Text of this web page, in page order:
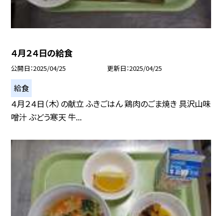
４月２４日の給食
公開日 2025/04/25 更新日 2025/04/25
給食
４月２４日（木）の献立 ふきごはん 鶏肉のごま焼き 具沢山味
噌汁 ぶどう寒天 牛...